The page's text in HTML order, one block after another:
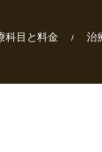
科目と料金 治